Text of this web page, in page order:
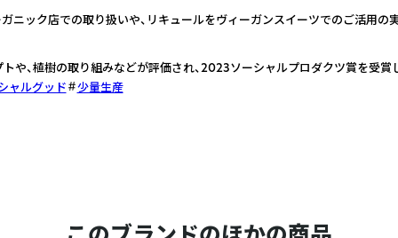
ニック店での取り扱いや、リキュールをヴィーガンスイーツでのご活用の
や、植樹の取り組みなどが評価され、2023ソーシャルプロダクツ賞を受賞
ャルグッド
少量生産